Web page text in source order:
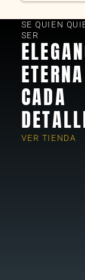
SE QUIEN
SER
CADA
VER TIENDA